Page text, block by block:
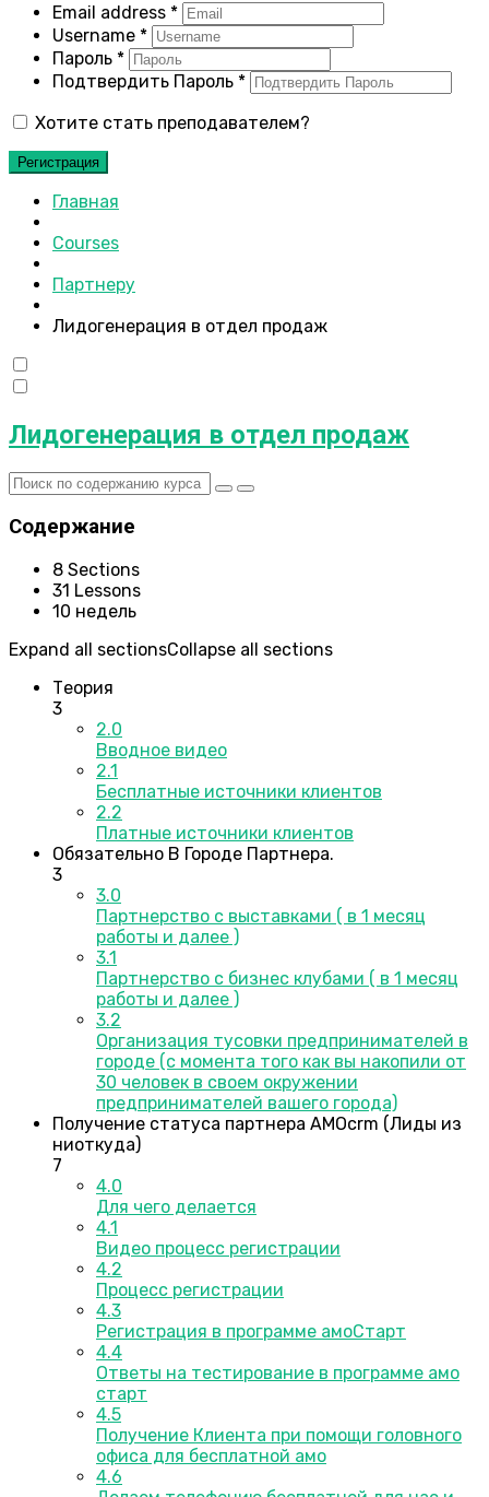
Email address *
Username *
Пароль *
Подтвердить Пароль *
Хотите стать преподавателем?
Регистрация
Главная
Courses
Партнеру
Лидогенерация в отдел продаж
Лидогенерация в отдел продаж
Содержание
8 Sections
31 Lessons
10 недель
Expand all sectionsCollapse all sections
Теория
3
2.0
Вводное видео
2.1
Бесплатные источники клиентов
2.2
Платные источники клиентов
Обязательно В Городе Партнера.
3
3.0
Партнерство с выставками ( в 1 месяц
работы и далее )
3.1
Партнерство с бизнес клубами ( в 1 месяц
работы и далее )
3.2
Организация тусовки предпринимателей в
городе (с момента того как вы накопили от
30 человек в своем окружении
предпринимателей вашего города)
Получение статуса партнера AMOcrm (Лиды из
ниоткуда)
7
4.0
Для чего делается
4.1
Видео процесс регистрации
4.2
Процесс регистрации
4.3
Регистрация в программе амоСтарт
4.4
Ответы на тестирование в программе амо
старт
4.5
Получение Клиента при помощи головного
офиса для бесплатной амо
4.6